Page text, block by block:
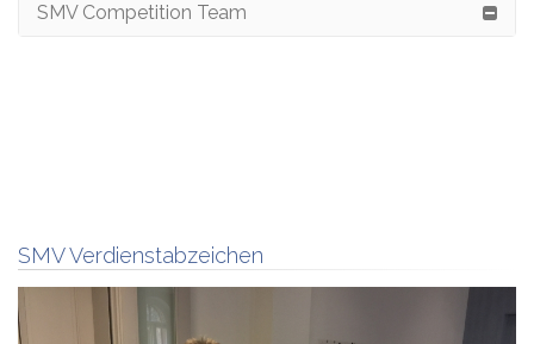
SMV Competition Team
SMV Verdienstabzeichen